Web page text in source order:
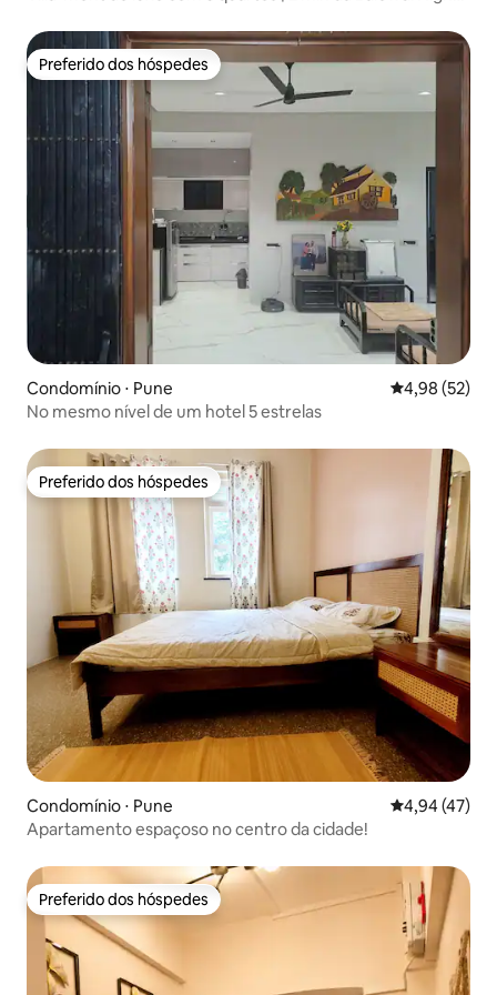
Preferido dos hóspedes
Preferido dos hóspedes
Condomínio ⋅ Pune 4,98 de uma
4,98 (52)
No mesmo nível de um hotel 5 estrelas
Preferido dos hóspedes
Preferido dos hóspedes
Condomínio ⋅ Pune 4,94 de uma
4,94 (47)
Apartamento espaçoso no centro da cidade!
Preferido dos hóspedes
Preferido dos hóspedes